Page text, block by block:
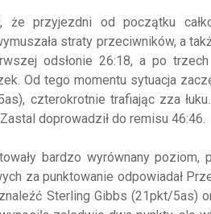
że przyjezdni od początku
straty przeciwników, a
odsłonie 26:18, a po
Od tego momentu sytuacja
czterokrotnie trafiając zza
doprowadził do remisu 46:46.
bardzo wyrównany
za punktowanie odpowiadał
Sterling Gibbs (21pkt/5as)